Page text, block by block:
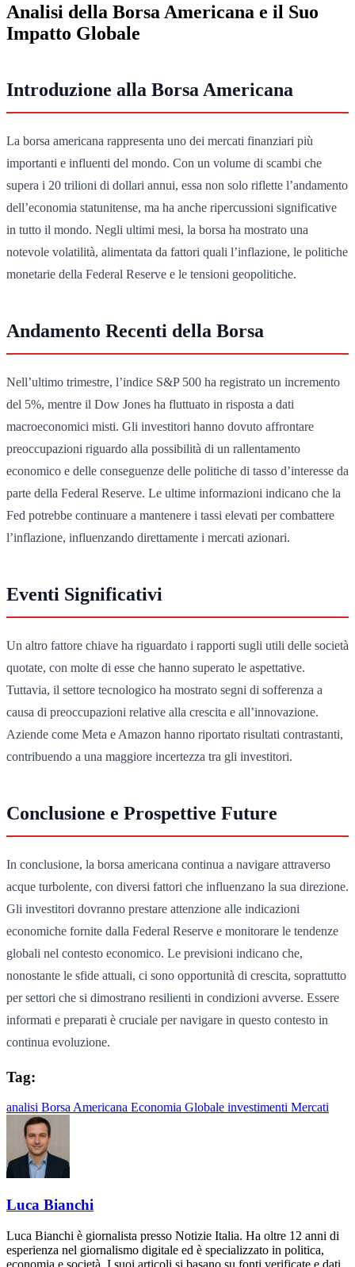
Analisi della Borsa Americana e il Suo
Impatto Globale
Introduzione alla Borsa Americana
La borsa americana rappresenta uno dei mercati finanziari più
importanti e influenti del mondo. Con un volume di scambi che
supera i 20 trilioni di dollari annui, essa non solo riflette l’andamento
dell’economia statunitense, ma ha anche ripercussioni significative
in tutto il mondo. Negli ultimi mesi, la borsa ha mostrato una
notevole volatilità, alimentata da fattori quali l’inflazione, le politiche
monetarie della Federal Reserve e le tensioni geopolitiche.
Andamento Recenti della Borsa
Nell’ultimo trimestre, l’indice S&P 500 ha registrato un incremento
del 5%, mentre il Dow Jones ha fluttuato in risposta a dati
macroeconomici misti. Gli investitori hanno dovuto affrontare
preoccupazioni riguardo alla possibilità di un rallentamento
economico e delle conseguenze delle politiche di tasso d’interesse da
parte della Federal Reserve. Le ultime informazioni indicano che la
Fed potrebbe continuare a mantenere i tassi elevati per combattere
l’inflazione, influenzando direttamente i mercati azionari.
Eventi Significativi
Un altro fattore chiave ha riguardato i rapporti sugli utili delle società
quotate, con molte di esse che hanno superato le aspettative.
Tuttavia, il settore tecnologico ha mostrato segni di sofferenza a
causa di preoccupazioni relative alla crescita e all’innovazione.
Aziende come Meta e Amazon hanno riportato risultati contrastanti,
contribuendo a una maggiore incertezza tra gli investitori.
Conclusione e Prospettive Future
In conclusione, la borsa americana continua a navigare attraverso
acque turbolente, con diversi fattori che influenzano la sua direzione.
Gli investitori dovranno prestare attenzione alle indicazioni
economiche fornite dalla Federal Reserve e monitorare le tendenze
globali nel contesto economico. Le previsioni indicano che,
nonostante le sfide attuali, ci sono opportunità di crescita, soprattutto
per settori che si dimostrano resilienti in condizioni avverse. Essere
informati e preparati è cruciale per navigare in questo contesto in
continua evoluzione.
Tag:
analisi Borsa Americana Economia Globale investimenti Mercati
Luca Bianchi
Luca Bianchi è giornalista presso Notizie Italia. Ha oltre 12 anni di
esperienza nel giornalismo digitale ed è specializzato in politica,
economia e società. I suoi articoli si basano su fonti verificate e dati